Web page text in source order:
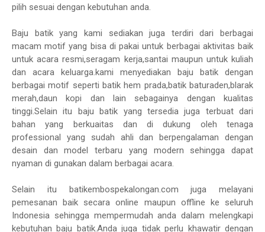
pilih sesuai dengan kebutuhan anda.
Baju batik yang kami sediakan juga terdiri dari berbagai
macam motif yang bisa di pakai untuk berbagai aktivitas baik
untuk acara resmi,seragam kerja,santai maupun untuk kuliah
dan acara keluarga.kami menyediakan baju batik dengan
berbagai motif seperti batik hem prada,batik baturaden,blarak
merah,daun kopi dan lain sebagainya dengan kualitas
tinggi.Selain itu baju batik yang tersedia juga terbuat dari
bahan yang berkuaitas dan di dukung oleh tenaga
professional yang sudah ahli dan berpengalaman dengan
desain dan model terbaru yang modern sehingga dapat
nyaman di gunakan dalam berbagai acara.
Selain itu batikembospekalongan.com juga melayani
pemesanan baik secara online maupun offline ke seluruh
Indonesia sehingga mempermudah anda dalam melengkapi
kebutuhan baju batik.Anda juga tidak perlu khawatir dengan